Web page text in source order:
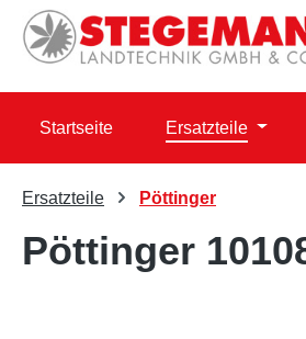
Hauptinhalt springen
Zur Suche springen
Zur Hauptnavigation springen
Startseite Ersatzteile
Ersatzteile Pöttinger
Pöttinger